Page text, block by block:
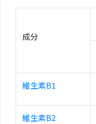
成分
維生素B1
維生素B2